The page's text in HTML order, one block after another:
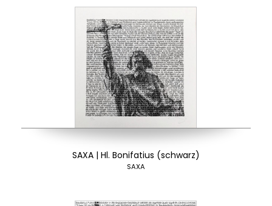
SAXA | Hl. Bonifatius (schwarz)
SAXA